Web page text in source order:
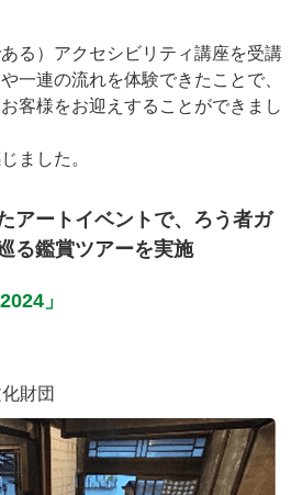
ある）アクセシビリティ講座を受講
一連の流れを体験できたことで、
客様をお迎えすることができまし
ました。
アートイベントで、ろう者ガ
る鑑賞ツアーを実施
」
財団